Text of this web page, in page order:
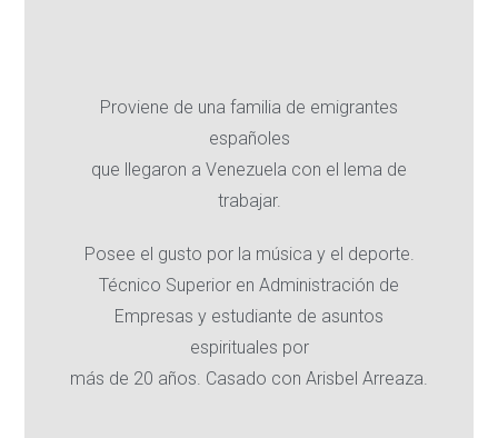
Proviene de una familia de emigrantes
españoles
que llegaron a Venezuela con el lema de
trabajar.
Posee el gusto por la música y el deporte.
Técnico Superior en Administración de
Empresas y estudiante de asuntos
espirituales por
más de 20 años. Casado con Arisbel Arreaza.